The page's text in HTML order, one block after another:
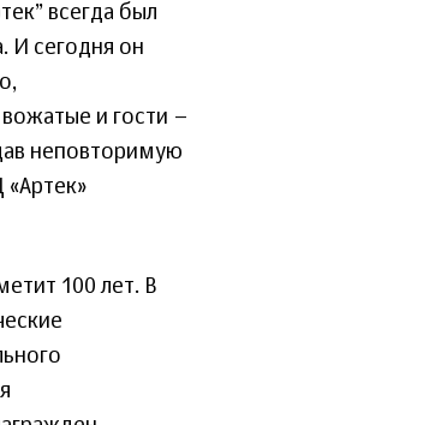
всегда был
И сегодня он
и гости –
неповторимую
100 лет. В